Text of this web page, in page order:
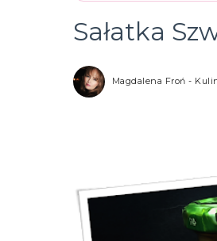
Sałatka
Magdalena Froń -